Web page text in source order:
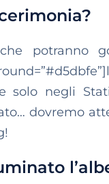
potranno
solo negli
dovremo